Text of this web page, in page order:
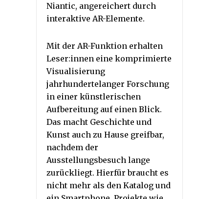
Niantic, angereichert durch
interaktive AR-Elemente.
Mit der AR-Funktion erhalten
Leser:innen eine komprimierte
Visualisierung
jahrhundertelanger Forschung
in einer künstlerischen
Aufbereitung auf einen Blick.
Das macht Geschichte und
Kunst auch zu Hause greifbar,
nachdem der
Ausstellungsbesuch lange
zurückliegt. Hierfür braucht es
nicht mehr als den Katalog und